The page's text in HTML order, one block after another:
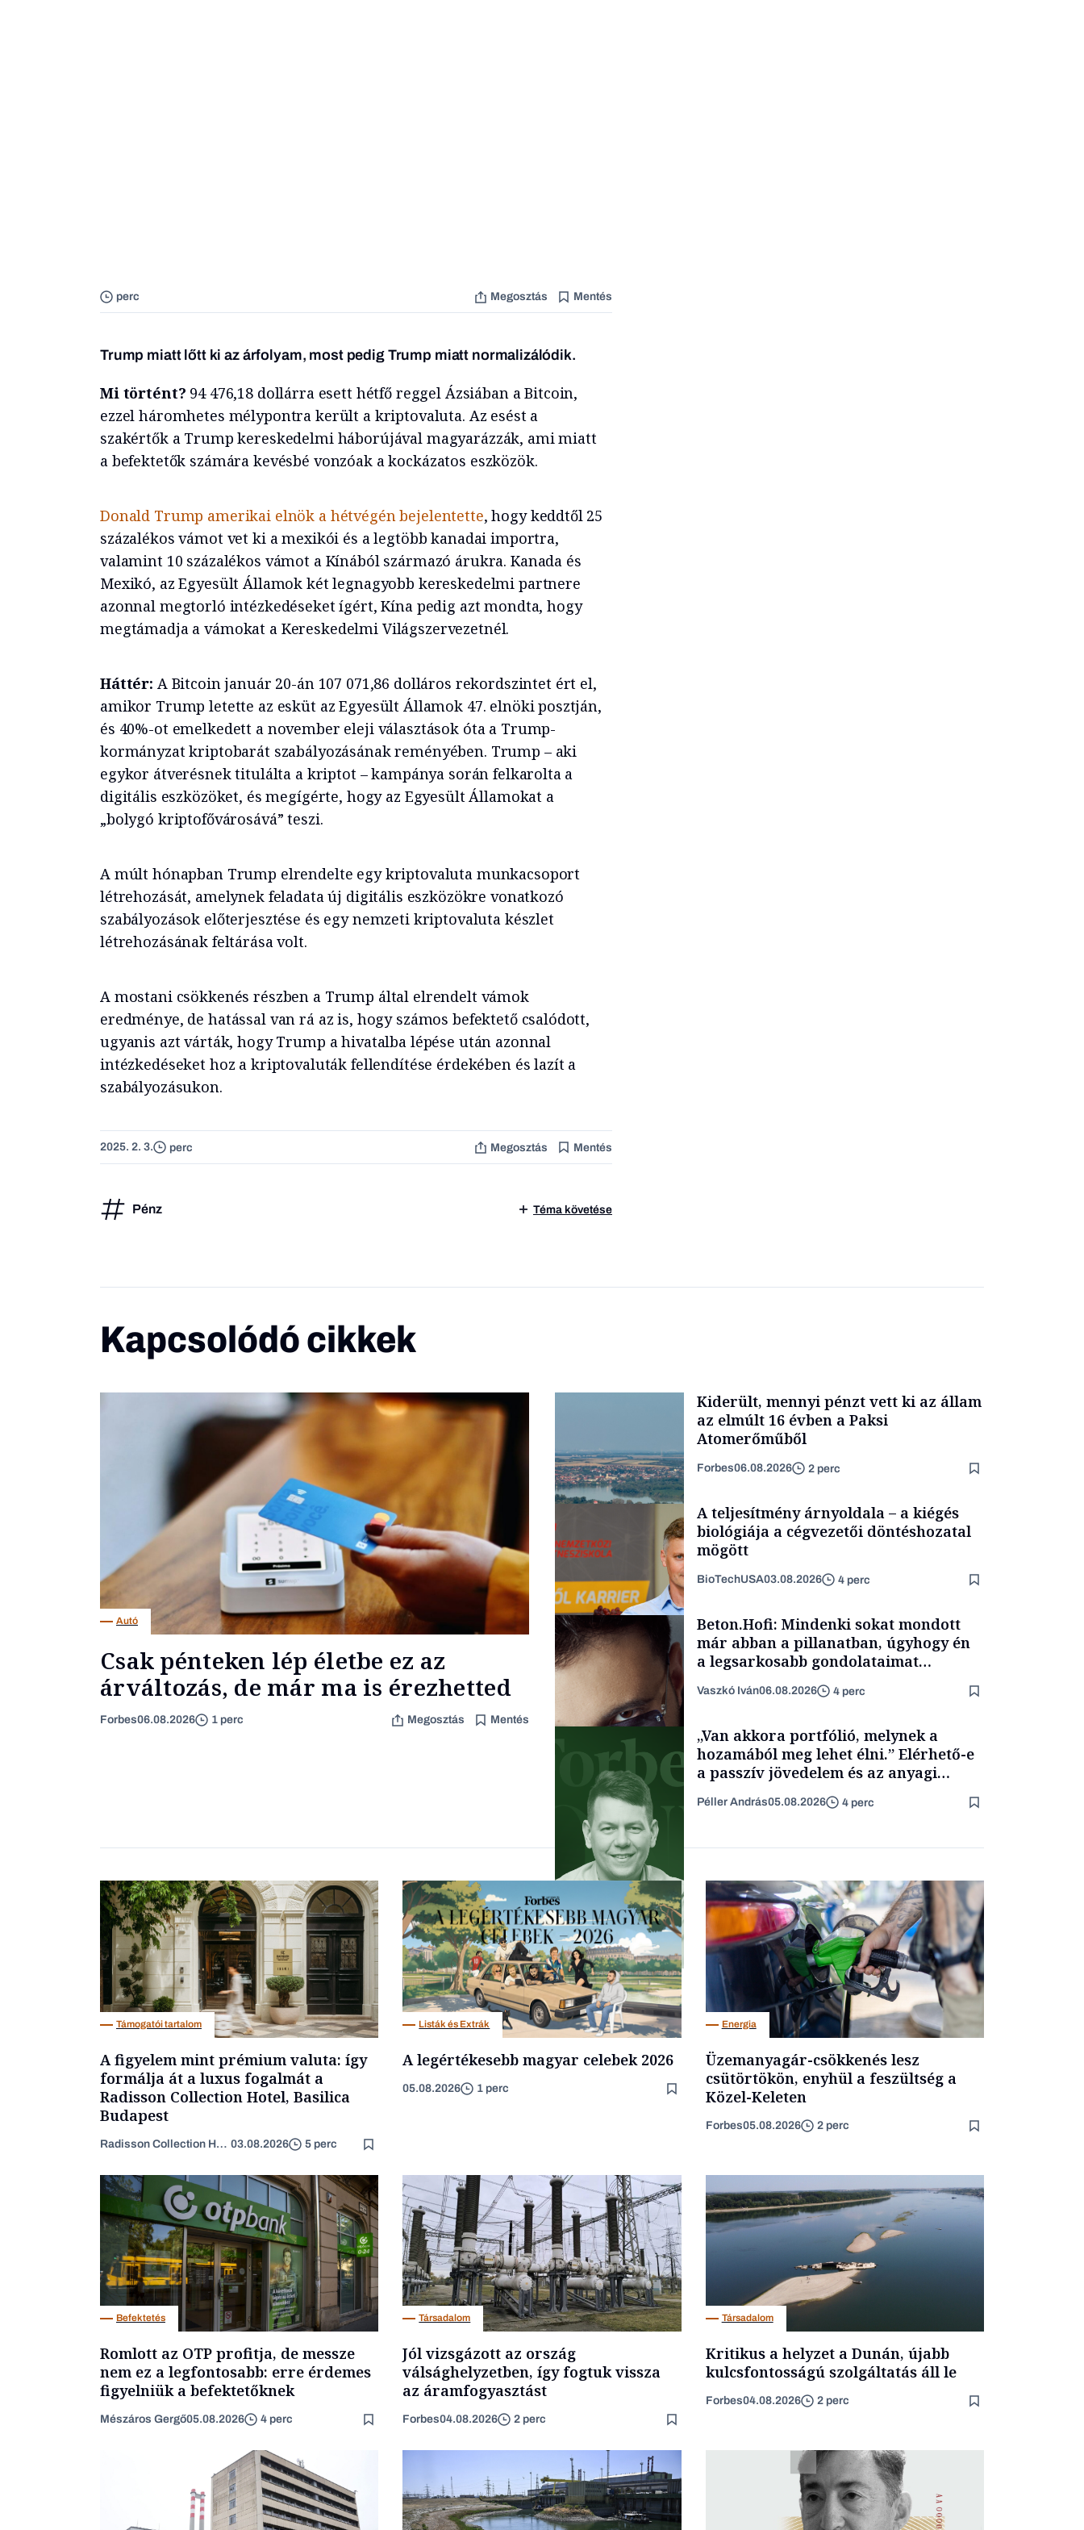
perc Megosztás Mentés
Trump miatt lőtt ki az árfolyam, most pedig Trump miatt normalizálódik.
Mi történt? 94 476,18 dollárra esett hétfő reggel Ázsiában a Bitcoin,
ezzel háromhetes mélypontra került a kriptovaluta. Az esést a
szakértők a Trump kereskedelmi háborújával magyarázzák, ami miatt
a befektetők számára kevésbé vonzóak a kockázatos eszközök.
Donald Trump amerikai elnök a hétvégén bejelentette, hogy keddtől 25
százalékos vámot vet ki a mexikói és a legtöbb kanadai importra,
valamint 10 százalékos vámot a Kínából származó árukra. Kanada és
Mexikó, az Egyesült Államok két legnagyobb kereskedelmi partnere
azonnal megtorló intézkedéseket ígért, Kína pedig azt mondta, hogy
megtámadja a vámokat a Kereskedelmi Világszervezetnél.
Háttér: A Bitcoin január 20-án 107 071,86 dolláros rekordszintet ért el,
amikor Trump letette az esküt az Egyesült Államok 47. elnöki posztján,
és 40%-ot emelkedett a november eleji választások óta a Trump-
kormányzat kriptobarát szabályozásának reményében. Trump – aki
egykor átverésnek titulálta a kriptot – kampánya során felkarolta a
digitális eszközöket, és megígérte, hogy az Egyesült Államokat a
„bolygó kriptofővárosává” teszi.
A múlt hónapban Trump elrendelte egy kriptovaluta munkacsoport
létrehozását, amelynek feladata új digitális eszközökre vonatkozó
szabályozások előterjesztése és egy nemzeti kriptovaluta készlet
létrehozásának feltárása volt.
A mostani csökkenés részben a Trump által elrendelt vámok
eredménye, de hatással van rá az is, hogy számos befektető csalódott,
ugyanis azt várták, hogy Trump a hivatalba lépése után azonnal
intézkedéseket hoz a kriptovaluták fellendítése érdekében és lazít a
szabályozásukon.
2025. 2. 3. perc Megosztás Mentés
Pénz Téma követése
Kapcsolódó cikkek
Autó
Csak pénteken lép életbe ez az
árváltozás, de már ma is érezhetted
Forbes06.08.2026 1 perc Megosztás Mentés
Kiderült, mennyi pénzt vett ki az állam
az elmúlt 16 évben a Paksi
Atomerőműből
Forbes06.08.2026 2 perc
A teljesítmény árnyoldala – a kiégés
biológiája a cégvezetői döntéshozatal
mögött
BioTechUSA03.08.2026 4 perc
Forbes-sztori
Beton.Hofi: Mindenki sokat mondott
már abban a pillanatban, úgyhogy én
a legsarkosabb gondolataimat
akartam kimondani
Vaszkó Iván06.08.2026 4 perc
Podcast
„Van akkora portfólió, melynek a
hozamából meg lehet élni.” Elérhető-e
a passzív jövedelem és az anyagi
Péller András05.08.2026 4 perc
Támogatói tartalom
A figyelem mint prémium valuta: így
formálja át a luxus fogalmát a
Radisson Collection Hotel, Basilica
Budapest
Radisson Collection Hotel 03.08.2026 5 perc
Listák és Extrák
A legértékesebb magyar celebek 2026
05.08.2026 1 perc
Energia
Üzemanyagár-csökkenés lesz
csütörtökön, enyhül a feszültség a
Közel-Keleten
Forbes05.08.2026 2 perc
Befektetés
Romlott az OTP profitja, de messze
nem ez a legfontosabb: erre érdemes
figyelniük a befektetőknek
Mészáros Gergő05.08.2026 4 perc
Társadalom
Jól vizsgázott az ország
válsághelyzetben, így fogtuk vissza
az áramfogyasztást
Forbes04.08.2026 2 perc
Társadalom
Kritikus a helyzet a Dunán, újabb
kulcsfontosságú szolgáltatás áll le
Forbes04.08.2026 2 perc